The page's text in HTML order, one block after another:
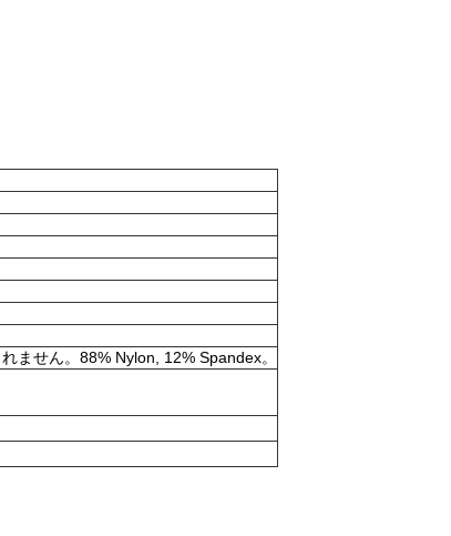
ません。88% Nylon, 12% Spandex。